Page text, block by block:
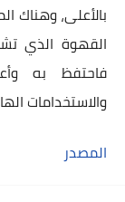
بالأعلى، وهناك
القهوة الذي
فاحتفظ به
والاستخدامات
المصدر